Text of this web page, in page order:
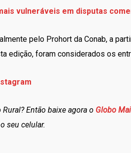
vulneráveis em disputas
pelo Prohort da Conab, a
edição, foram considerados os
Então baixe agora o Globo
seu celular.